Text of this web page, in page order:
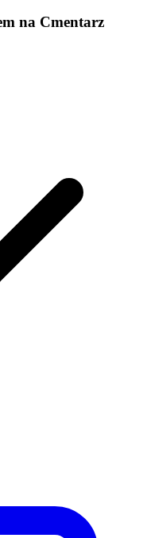
na Cmentarz